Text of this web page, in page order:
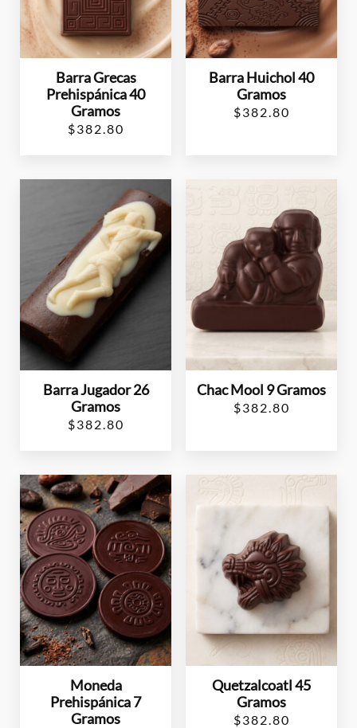
Barra Grecas
Prehispánica 40
Gramos
$382.80
Barra Huichol 40
Gramos
$382.80
Barra Jugador 26
Gramos
$382.80
Chac Mool 9 Gramos
$382.80
Moneda
Prehispánica 7
Gramos
Quetzalcoatl 45
Gramos
$382.80